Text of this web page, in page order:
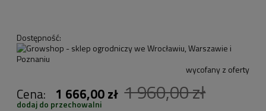
Dostępność:
wycofany z oferty
Cena: 1 666,00 zł 1 960,00 zł
dodaj do przechowalni